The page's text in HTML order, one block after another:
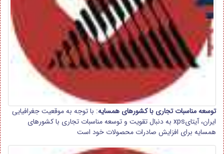
توسعه مناسبات تجاری با کشورهای همسایه: با توجه به موقعیت جغرافیایی
ایران، آیتایxps به دنبال تقویت و توسعه مناسبات تجاری با کشورهای
همسایه برای افزایش صادرات محصولات خود است